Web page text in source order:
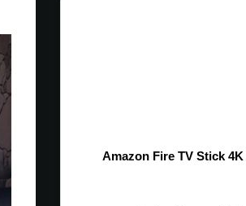
Amazon Fire TV Stick 4K